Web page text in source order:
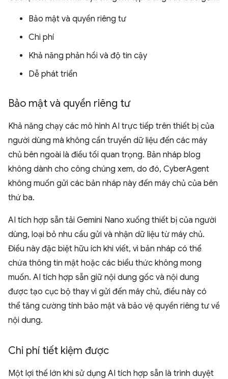
Bảo mật và quyền riêng tư
Chi phí
Khả năng phản hồi và độ tin cậy
Dễ phát triển
Bảo mật và quyền riêng tư
Khả năng chạy các mô hình AI trực tiếp trên thiết bị của
người dùng mà không cần truyền dữ liệu đến các máy
chủ bên ngoài là điều tối quan trọng. Bản nháp blog
không dành cho công chúng xem, do đó, CyberAgent
không muốn gửi các bản nháp này đến máy chủ của bên
thứ ba.
AI tích hợp sẵn tải Gemini Nano xuống thiết bị của người
dùng, loại bỏ nhu cầu gửi và nhận dữ liệu từ máy chủ.
Điều này đặc biệt hữu ích khi viết, vì bản nháp có thể
chứa thông tin mật hoặc các biểu thức không mong
muốn. AI tích hợp sẵn giữ nội dung gốc và nội dung
được tạo cục bộ thay vì gửi đến máy chủ, điều này có
thể tăng cường tính bảo mật và bảo vệ quyền riêng tư về
nội dung.
Chi phí tiết kiệm được
Một lợi thế lớn khi sử dụng AI tích hợp sẵn là trình duyệt